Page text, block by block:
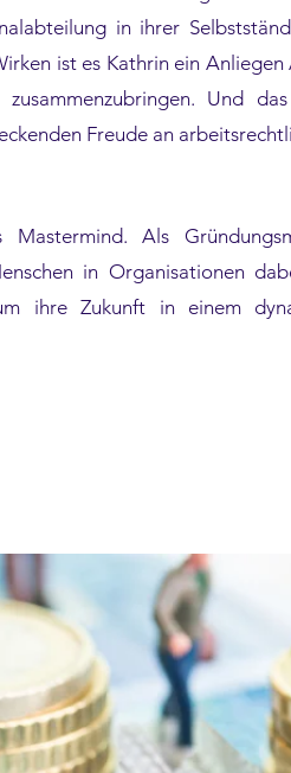
in ihrer
ist es Kathrin ein
zusammenzubringen. Und
Freude an
Mastermind. Als
in Organisationen
ihre Zukunft in einem